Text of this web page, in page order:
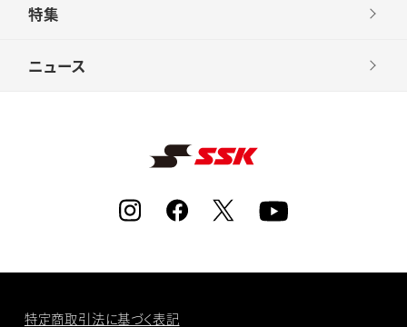
特集
ニュース
特定商取引法に基づく表記